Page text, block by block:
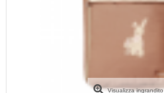
Visualizza ingrandito